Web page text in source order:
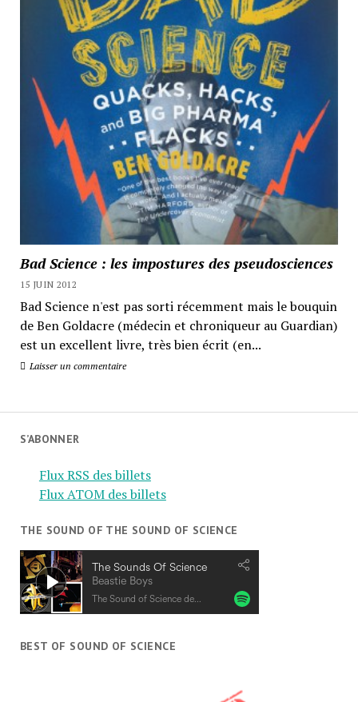
Bad Science : les impostures des pseudosciences
15 JUIN 2012
Bad Science n'est pas sorti récemment mais le bouquin
de Ben Goldacre (médecin et chroniqueur au Guardian)
est un excellent livre, très bien écrit (en...
Laisser un commentaire
S’ABONNER
Flux RSS des billets
Flux ATOM des billets
THE SOUND OF THE SOUND OF SCIENCE
BEST OF SOUND OF SCIENCE